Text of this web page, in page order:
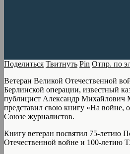
Поделиться Твитнуть Pin Отпр. по
Ветеран Великой Отечественной
Берлинской операции, известный
публицист Александр Михайлович
представил свою книгу «На войне,
Союзе журналистов.
Книгу ветеран посвятил 75-летию
Отечественной войне и 100-летию